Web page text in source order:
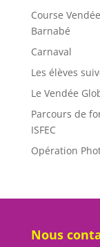
Course
Barnabé
Carnaval
Les élèves
Le Vendée
Parcours de
ISFEC
Opération
Nous